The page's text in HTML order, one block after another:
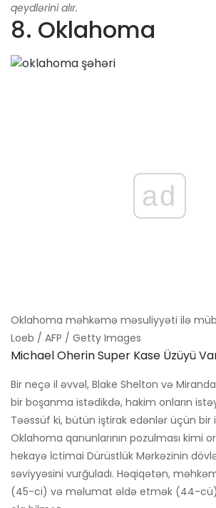
qeydlərini alır.
8. Oklahoma
ad
Oklahoma məhkəmə məsuliyyəti ilə
Loeb / AFP / Getty Images
Michael Oherin Super Kase Üzüyü
Bir neçə il əvvəl, Blake Shelton və
bir boşanma istədikdə, hakim onların
Təəssüf ki, bütün iştirak edənlər üçün bir
Oklahoma qanunlarının pozulması kimi
hekayə İctimai Dürüstlük Mərkəzinin
səviyyəsini vurğuladı. Həqiqətən,
(45-ci) və məlumat əldə etmək (44-